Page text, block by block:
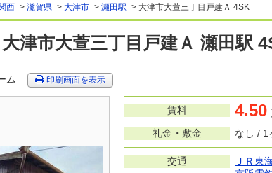
西 > 滋賀県 > 大津市 > 瀬田駅 > 大津市大萱三丁目戸建Ａ 4SK
大津市大萱三丁目戸建Ａ 瀬田駅
ム 印刷画面を表示
賃料 4.50
礼金・敷金
なし / 1
交通 ＪＲ東